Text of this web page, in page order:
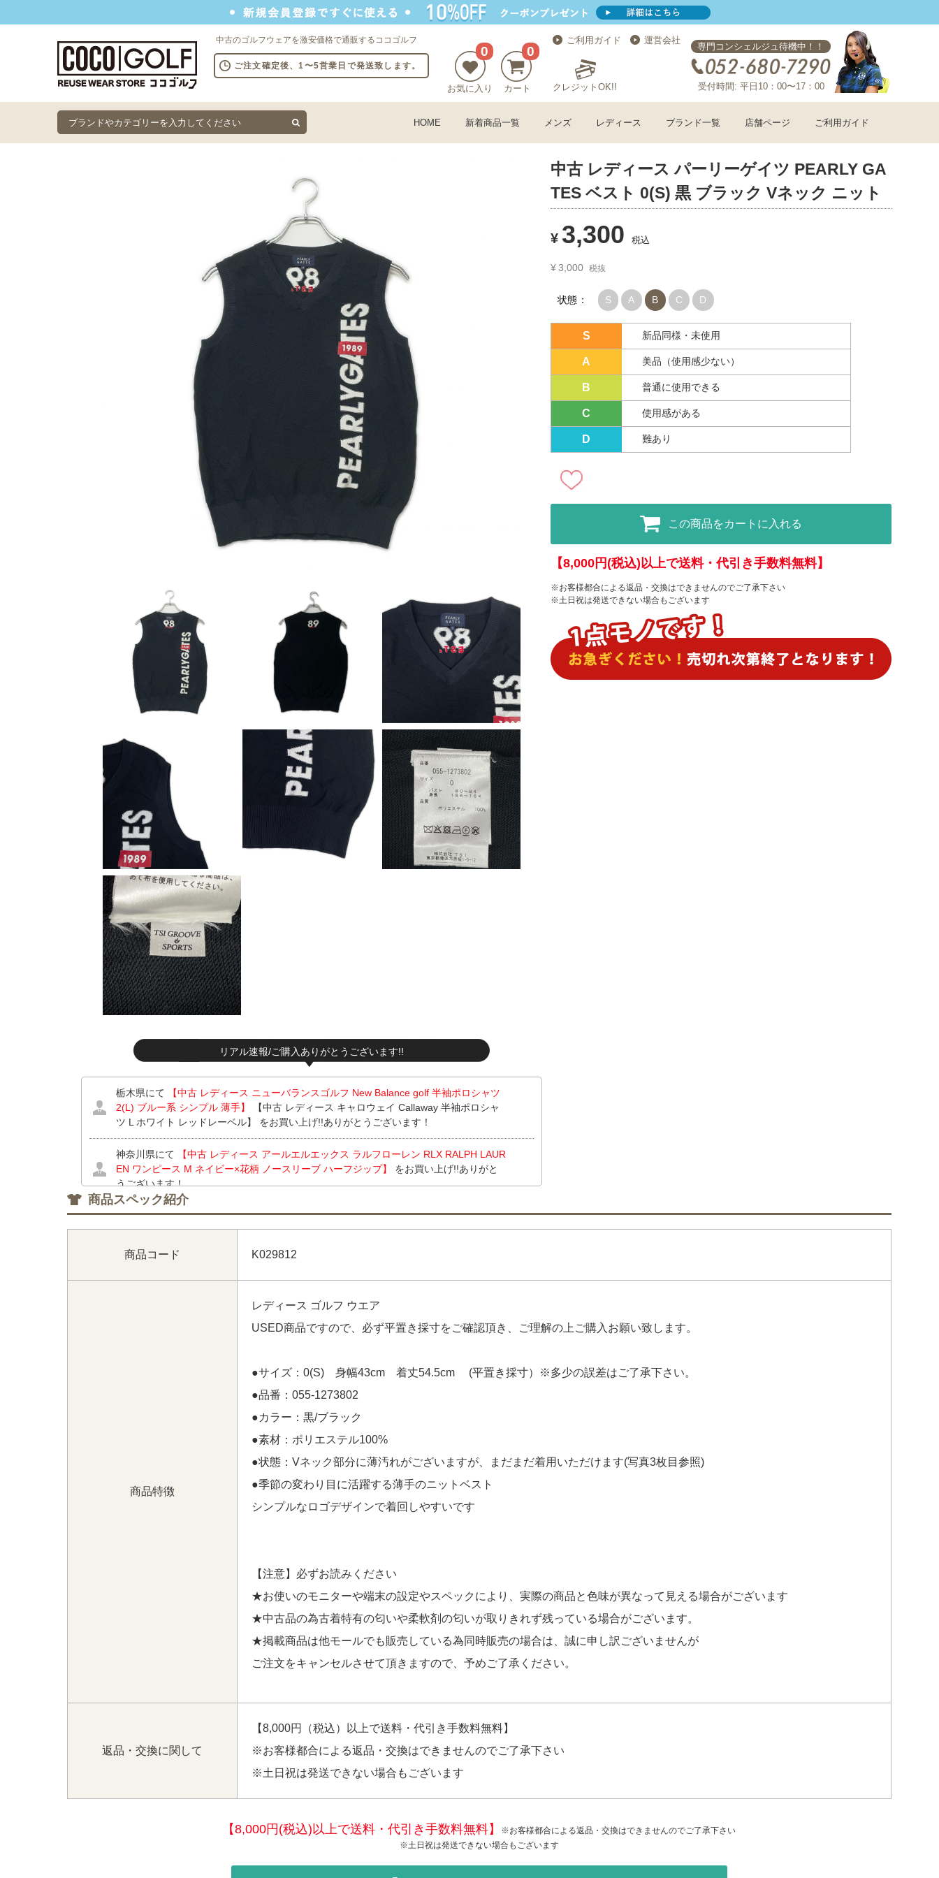
中古のゴルフウェアを激安価格で通販するココゴルフ
ご注文確定後、1〜5営業日で発送致します。
0
お気に入り
0
カート
ご利用ガイド 運営会社
クレジットOK!!
専門コンシェルジュ待機中！！
受付時間: 平日10：00〜17：00
HOME 新着商品一覧 メンズ レディース ブランド一覧 店舗ページ ご利用ガイド
リアル速報/ご購入ありがとうございます!!
栃木県にて 【中古 レディース ニューバランスゴルフ New Balance golf 半袖ポロシャツ
2(L) ブルー系 シンプル 薄手】
【中古 レディース キャロウェイ Callaway 半袖ポロシャ
ツ L ホワイト レッドレーベル】 をお買い上げ!!ありがとうございます！
神奈川県にて 【中古 レディース アールエルエックス ラルフローレン RLX RALPH LAUR
EN ワンピース M ネイビー×花柄 ノースリーブ ハーフジップ】
をお買い上げ!!ありがと
うございます！
神奈川県にて【中古 レディース アールエルエックス ラルフローレン RLX RALPH LAUR
EN ワンピース M ネイビー×花柄 ノースリーブ ハーフジップ】をお買い上げ!!ありがと
ポロシャツ M 黒 ブラック ロゴ総柄】 をお買い上げ!!ありがとうございます！
ポロシャツ M 黒 ブラック ロゴ総柄】 をお買い上げ!!ありがとうございます！
【中古 メンズ カンゴール KANGOL 半袖シャツ L 白 ホワイト モックネッ
をお買い上げ!!ありがとうございます！
【未使用品 メンズ エスワイサーティトゥバイスィートイヤーズ SY32 by SW
EET YEARS パンツ M 黒 ブラック 総柄】をお買い上げ!!ありがとうございます！
中古 レディース パーリーゲイツ PEARLY GA
TES ベスト 0(S) 黒 ブラック Vネック ニット
¥ 3,300 税込
¥ 3,000 税抜
状態： S A B C D
S 新品同様・未使用
A 美品（使用感少ない）
B 普通に使用できる
C 使用感がある
D 難あり
この商品をカートに入れる
【8,000円(税込)以上で送料・代引き手数料無料】
※お客様都合による返品・交換はできませんのでご了承下さい
※土日祝は発送できない場合もございます
商品スペック紹介
商品コード K029812
商品特徴
レディース ゴルフ ウエア
USED商品ですので、必ず平置き採寸をご確認頂き、ご理解の上ご購入お願い致します。
●サイズ：0(S) 身幅43cm 着丈54.5cm (平置き採寸）※多少の誤差はご了承下さい。
●品番：055-1273802
●カラー：黒/ブラック
●素材：ポリエステル100%
●状態：Vネック部分に薄汚れがございますが、まだまだ着用いただけます(写真3枚目参照)
●季節の変わり目に活躍する薄手のニットベスト
シンプルなロゴデザインで着回しやすいです
【注意】必ずお読みください
★お使いのモニターや端末の設定やスペックにより、実際の商品と色味が異なって見える場合がございます
★中古品の為古着特有の匂いや柔軟剤の匂いが取りきれず残っている場合がございます。
★掲載商品は他モールでも販売している為同時販売の場合は、誠に申し訳ございませんが
ご注文をキャンセルさせて頂きますので、予めご了承ください。
返品・交換に関して
【8,000円（税込）以上で送料・代引き手数料無料】
※お客様都合による返品・交換はできませんのでご了承下さい
※土日祝は発送できない場合もございます
【8,000円(税込)以上で送料・代引き手数料無料】
※お客様都合による返品・交換はできませんのでご了承下さい
※土日祝は発送できない場合もございます